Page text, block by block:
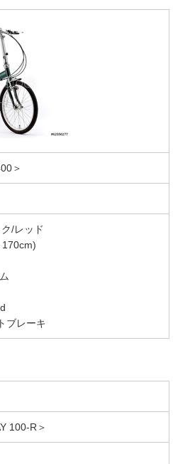
＞
/レッド
170cm)
ブレーキ
100-R＞